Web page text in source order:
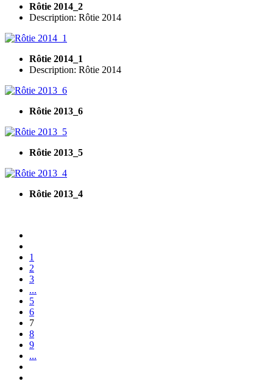
Rôtie 2014_2
Description: Rôtie 2014
Rôtie 2014_1
Description: Rôtie 2014
Rôtie 2013_6
Rôtie 2013_5
Rôtie 2013_4
1
2
3
...
5
6
7
8
9
...